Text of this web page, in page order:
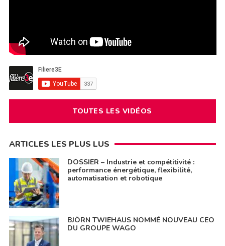
TOUTES LES VIDÉOS
ARTICLES LES PLUS LUS
DOSSIER – Industrie et compétitivité :
performance énergétique, flexibilité,
automatisation et robotique
BJÖRN TWIEHAUS NOMMÉ NOUVEAU CEO
DU GROUPE WAGO